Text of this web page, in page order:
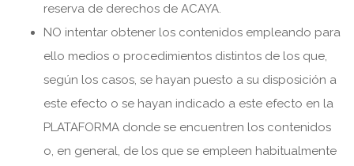
reserva de derechos de ACAYA.
NO intentar obtener los contenidos empleando para
ello medios o procedimientos distintos de los que,
según los casos, se hayan puesto a su disposición a
este efecto o se hayan indicado a este efecto en la
PLATAFORMA donde se encuentren los contenidos
o, en general, de los que se empleen habitualmente